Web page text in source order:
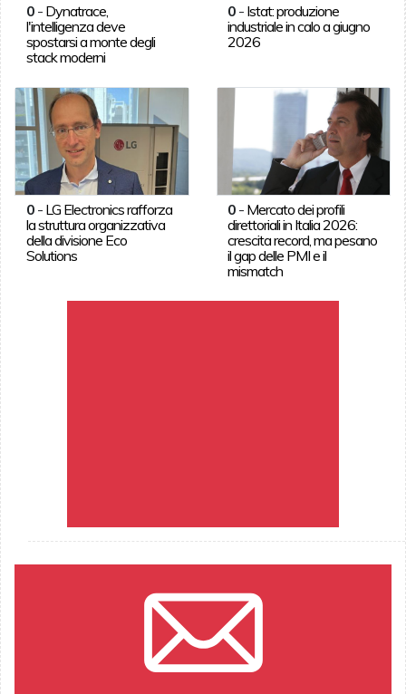
0- Dynatrace,
l'intelligenza deve
spostarsi a monte degli
stack moderni
0 - Istat: produzione
industriale in calo a giugno
2026
0- LG Electronics rafforza
la struttura organizzativa
della divisione Eco
Solutions
0 - Mercato dei profili
direttoriali in Italia 2026:
crescita record, ma pesano
il gap delle PMI e il
mismatch